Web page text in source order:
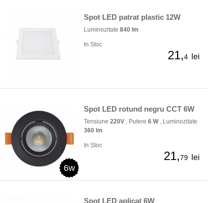
Spot LED patrat plastic 12W
Luminozitate 840 lm
In Stoc
21,4 lei
6w
Spot LED rotund negru CCT 6W
Tensiune 220V , Putere 6 W, Luminozitate
360 lm
In Stoc
21,79 lei
Spot LED aplicat 6W